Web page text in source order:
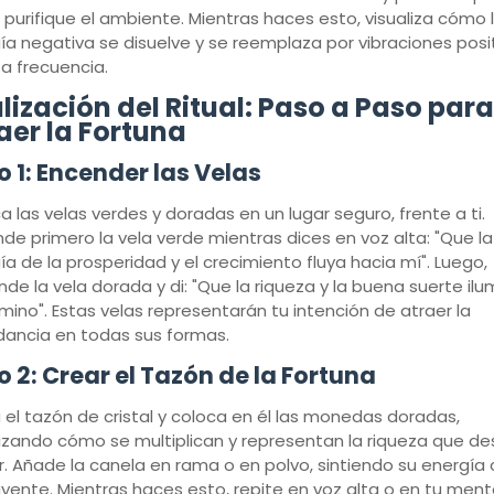
el ambiente. Mientras haces esto, visualiza cómo
negativa se disuelve y se reemplaza por vibraciones
frecuencia.
del Ritual: Paso a Paso para
la Fortuna
1: Encender las Velas
las velas verdes y doradas en un lugar seguro, frente a ti.
primero la vela verde mientras dices en voz alta: "Que la
de la prosperidad y el crecimiento fluya hacia mí". Luego,
la vela dorada y di: "Que la riqueza y la buena suerte
Estas velas representarán tu intención de atraer la
en todas sus formas.
2: Crear el Tazón de la Fortuna
el tazón de cristal y coloca en él las monedas doradas,
cómo se multiplican y representan la riqueza que
Añade la canela en rama o en polvo, sintiendo su energía
Mientras haces esto, repite en voz alta o en tu